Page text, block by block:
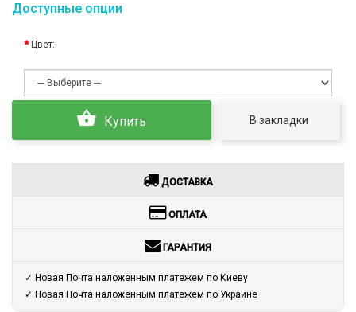
Доступные опции
Цвет:
Купить В закладки
ДОСТАВКА
ОПЛАТА
ГАРАНТИЯ
✓ Новая Почта наложенным платежем по Киеву
✓ Новая Почта наложенным платежем по Украине